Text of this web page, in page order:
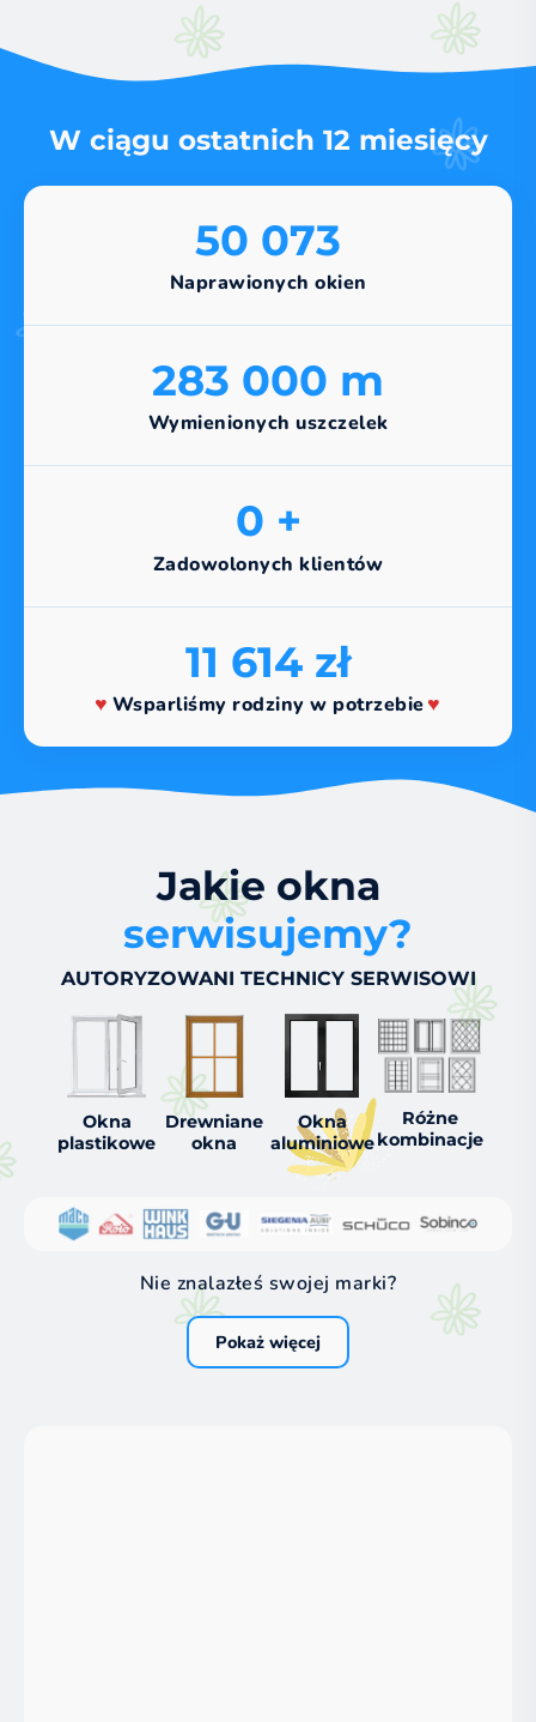
W ciągu ostatnich 12 miesięcy
50 073
Naprawionych okien
283 000 m
Wymienionych uszczelek
0 +
Zadowolonych klientów
11 614 zł
Wsparliśmy rodziny w potrzebie
Jakie okna
serwisujemy?
AUTORYZOWANI TECHNICY SERWISOWI
Okna
plastikowe
Drewniane
okna
Okna
aluminiowe
Różne
kombinacje
Nie znalazłeś swojej marki?
Pokaż więcej